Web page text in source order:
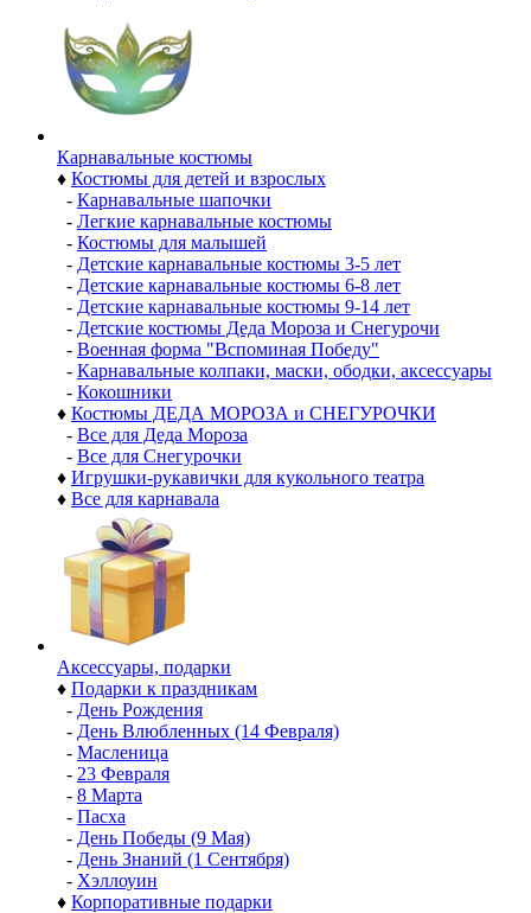
Карнавальные костюмы
♦ Костюмы для детей и взрослых
- Карнавальные шапочки
- Легкие карнавальные костюмы
- Костюмы для малышей
- Детские карнавальные костюмы 3-5 лет
- Детские карнавальные костюмы 6-8 лет
- Детские карнавальные костюмы 9-14 лет
- Детские костюмы Деда Мороза и Снегурочи
- Военная форма "Вспоминая Победу"
- Карнавальные колпаки, маски, ободки, аксессуары
- Кокошники
♦ Костюмы ДЕДА МОРОЗА и СНЕГУРОЧКИ
- Все для Деда Мороза
- Все для Снегурочки
♦ Игрушки-рукавички для кукольного театра
♦ Все для карнавала
Аксессуары, подарки
♦ Подарки к праздникам
- День Рождения
- День Влюбленных (14 Февраля)
- Масленица
- 23 Февраля
- 8 Марта
- Пасха
- День Победы (9 Мая)
- День Знаний (1 Сентября)
- Хэллоуин
♦ Корпоративные подарки